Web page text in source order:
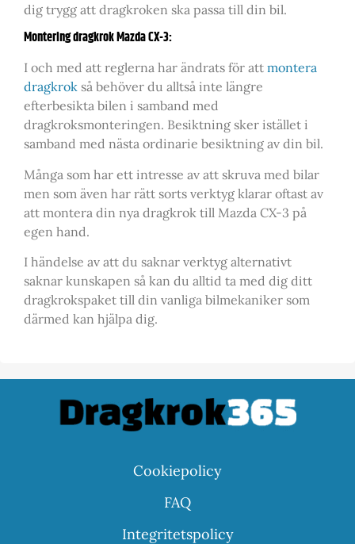
dig trygg att dragkroken ska passa till din bil.
Montering dragkrok Mazda CX-3:
I och med att reglerna har ändrats för att montera
dragkrok så behöver du alltså inte längre
efterbesikta bilen i samband med
dragkroksmonteringen. Besiktning sker istället i
samband med nästa ordinarie besiktning av din bil.
Många som har ett intresse av att skruva med bilar
men som även har rätt sorts verktyg klarar oftast av
att montera din nya dragkrok till Mazda CX-3 på
egen hand.
I händelse av att du saknar verktyg alternativt
saknar kunskapen så kan du alltid ta med dig ditt
dragkrokspaket till din vanliga bilmekaniker som
därmed kan hjälpa dig.
Cookiepolicy
FAQ
Integritetspolicy